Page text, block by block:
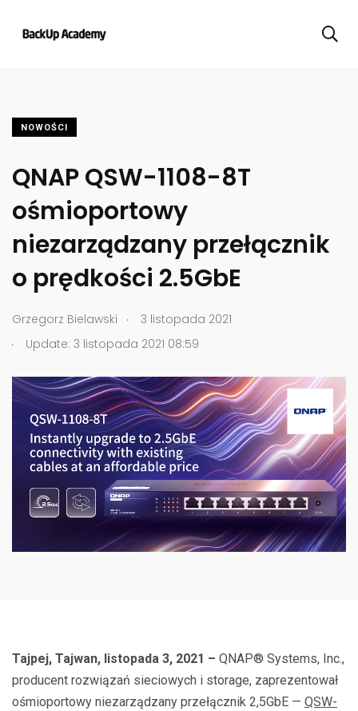
NOWOŚCI
QNAP QSW-1108-8T
ośmioportowy
niezarządzany przełącznik
o prędkości 2.5GbE
Grzegorz Bielawski .
3 listopada 2021
.
Update: 3 listopada 2021 08:59
Tajpej, Tajwan, listopada 3, 2021 – QNAP® Systems, Inc.,
producent rozwiązań sieciowych i storage, zaprezentował
ośmioportowy niezarządzany przełącznik 2,5GbE — QSW-